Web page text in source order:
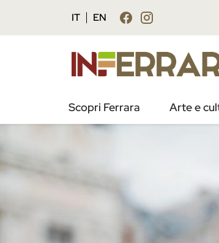
IT EN
Scopri Ferrara Arte e